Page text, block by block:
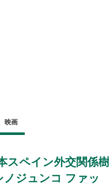
映画
スペイン外交関係樹
ノジュンコ ファッ